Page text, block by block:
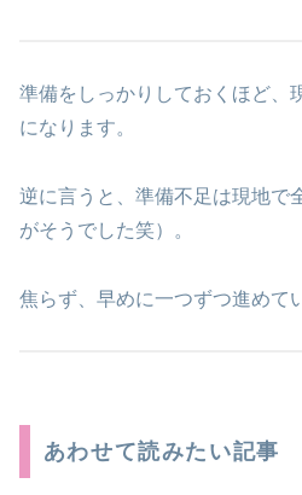
準備をしっかりしておくほど、
になります。
逆に言うと、準備不足は現地で
がそうでした笑）。
焦らず、早めに一つずつ進めて
あわせて読みたい記事